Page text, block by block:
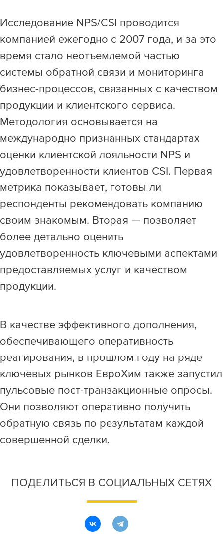
Исследование NPS/CSI проводится
компанией ежегодно с 2007 года, и за это
время стало неотъемлемой частью
системы обратной связи и мониторинга
бизнес-процессов, связанных с качеством
продукции и клиентского сервиса.
Методология основывается на
международно признанных стандартах
оценки клиентской лояльности NPS и
удовлетворенности клиентов CSI. Первая
метрика показывает, готовы ли
респонденты рекомендовать компанию
своим знакомым. Вторая — позволяет
более детально оценить
удовлетворенность ключевыми аспектами
предоставляемых услуг и качеством
продукции.
В качестве эффективного дополнения,
обеспечивающего оперативность
реагирования, в прошлом году на ряде
ключевых рынков ЕвроХим также запустил
пульсовые пост-транзакционные опросы.
Они позволяют оперативно получить
обратную связь по результатам каждой
совершенной сделки.
ПОДЕЛИТЬСЯ В СОЦИАЛЬНЫХ СЕТЯХ